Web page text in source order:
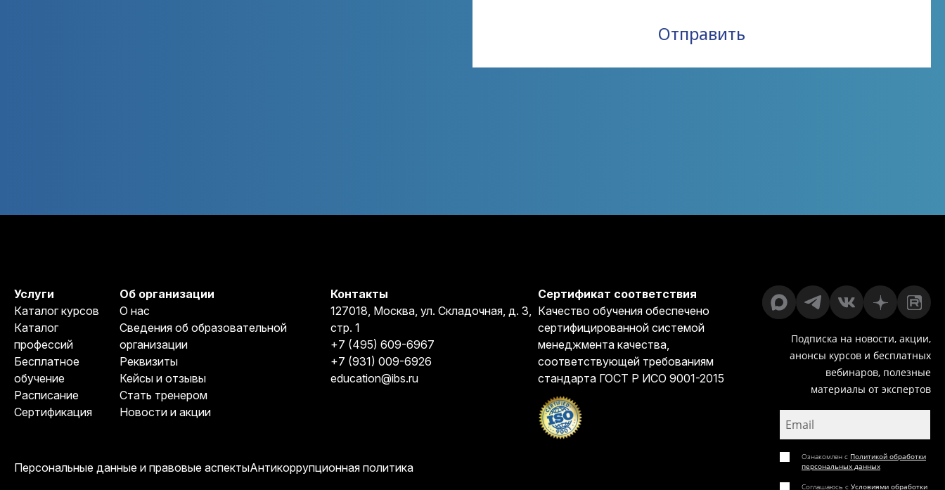
Услуги
Каталог курсов
Каталог
профессий
Бесплатное
обучение
Расписание
Сертификация
Об организации
О нас
Сведения об образовательной
организации
Реквизиты
Кейсы и отзывы
Стать тренером
Новости и акции
Контакты
127018, Москва, ул. Складочная, д. 3,
стр. 1
+7 (495) 609-6967
+7 (931) 009-6926
education@ibs.ru
Сертификат соответствия
Качество обучения обеспечено
сертифицированной системой
менеджмента качества,
соответствующей требованиям
стандарта ГОСТ Р ИСО 9001-2015
Персональные данные и правовые аспектыАнтикоррупционная политика
Подписка на новости, акции,
анонсы курсов и бесплатных
вебинаров, полезные
материалы от экспертов
Ознакомлен с Политикой обработки
персональных данных
Соглашаюсь с Условиями обработки